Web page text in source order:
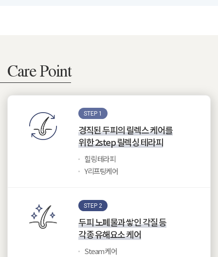
Care Point
STEP 1
경직된 두피의 릴렉스 케어를
위한 2step 릴렉싱 테라피
힐링 테라피
Y리프팅케어
STEP 2
두피 노폐물과 쌓인 각질 등
각종 유해요소 케어
Steam 케어